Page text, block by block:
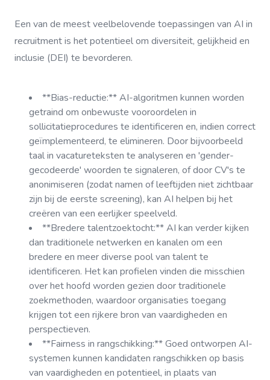
Een van de meest veelbelovende toepassingen van AI in
recruitment is het potentieel om diversiteit, gelijkheid en
inclusie (DEI) te bevorderen.
**Bias-reductie:** AI-algoritmen kunnen worden
getraind om onbewuste vooroordelen in
sollicitatieprocedures te identificeren en, indien correct
geïmplementeerd, te elimineren. Door bijvoorbeeld
taal in vacatureteksten te analyseren en 'gender-
gecodeerde' woorden te signaleren, of door CV's te
anonimiseren (zodat namen of leeftijden niet zichtbaar
zijn bij de eerste screening), kan AI helpen bij het
creëren van een eerlijker speelveld.
**Bredere talentzoektocht:** AI kan verder kijken
dan traditionele netwerken en kanalen om een
bredere en meer diverse pool van talent te
identificeren. Het kan profielen vinden die misschien
over het hoofd worden gezien door traditionele
zoekmethoden, waardoor organisaties toegang
krijgen tot een rijkere bron van vaardigheden en
perspectieven.
**Fairness in rangschikking:** Goed ontworpen AI-
systemen kunnen kandidaten rangschikken op basis
van vaardigheden en potentieel, in plaats van